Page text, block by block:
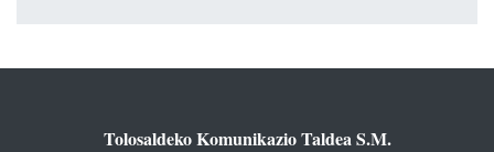
Tolosaldeko Komunikazio Taldea S.M.